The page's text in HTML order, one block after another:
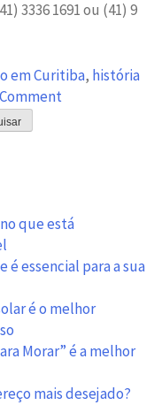
3336 1691 ou (41) 9
em Curitiba, história
da
em
que está
essencial para a sua
é o melhor
Morar” é a melhor
mais desejado?